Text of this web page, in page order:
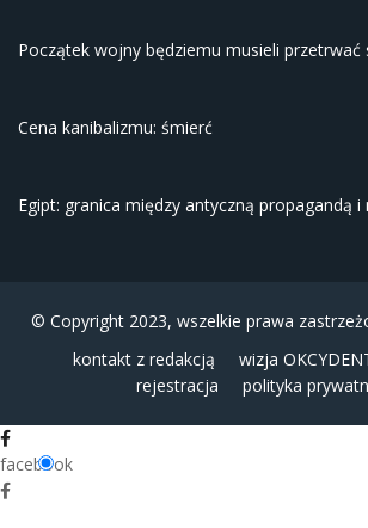
Początek wojny będziemu musieli przetrwać
Cena kanibalizmu: śmierć
Egipt: granica między antyczną propagandą i
© Copyright 2023, wszelkie prawa
kontakt z redakcją
wizja
rejestracja
polityka
facebook